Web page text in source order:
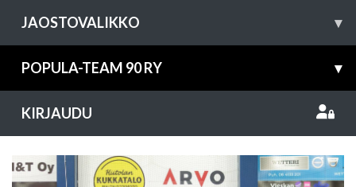
JAOSTOVALIKKO ▾
POPULA-TEAM 90 RY ▾
KIRJAUDU